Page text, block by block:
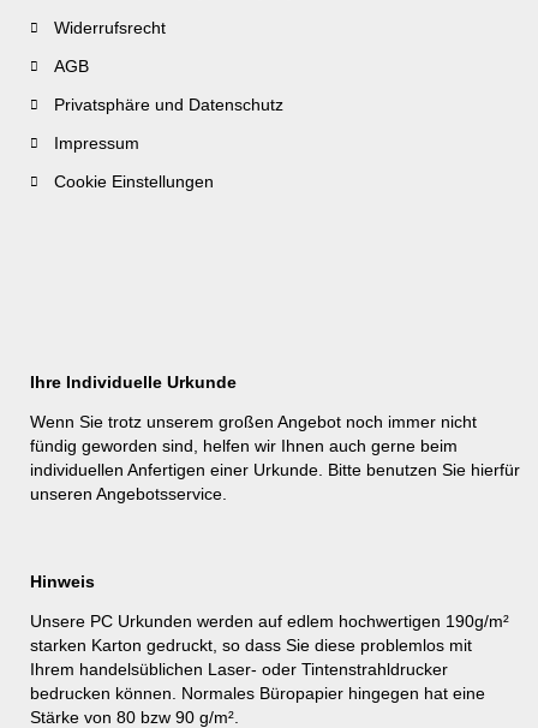
Widerrufsrecht
AGB
Privatsphäre und Datenschutz
Impressum
Cookie Einstellungen
Ihre Individuelle Urkunde
Wenn Sie trotz unserem großen Angebot noch immer nicht
fündig geworden sind, helfen wir Ihnen auch gerne beim
individuellen Anfertigen einer Urkunde. Bitte benutzen Sie hierfür
unseren Angebotsservice
Hinweis
Unsere PC Urkunden werden auf edlem hochwertigen 190g/m²
starken Karton gedruckt, so dass Sie diese problemlos mit
Ihrem handelsüblichen Laser- oder Tintenstrahldrucker
bedrucken können. Normales Büropapier hingegen hat eine
Stärke von 80 bzw 90 g/m².